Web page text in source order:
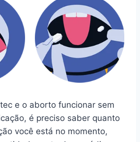
e o aborto funcionar sem
é preciso saber quanto
você está no momento,